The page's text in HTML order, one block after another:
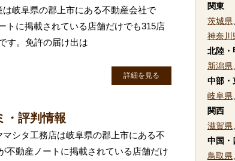
岐阜県の郡上市にある不動産会社で
トに掲載されている店舗だけでも315店
す。免許の届け出は
詳細を見る
・評判情報
シタ工務店は岐阜県の郡上市にある不
不動産ノートに掲載されている店舗だけ
関東
茨城県
神奈川
北陸・
新潟県
中部・
岐阜県
関西
滋賀県
中国・
鳥取県